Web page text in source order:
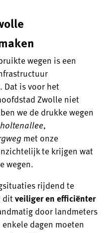
wegen is een
Dat is voor het
Zwolle niet
we de drukke wegen
,
met onze
te krijgen wat
wegen.
rijdend te
ditveiliger en efficiënter
door landmeters
dagen moeten